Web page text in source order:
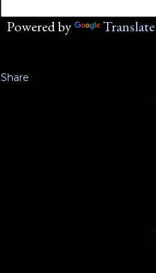
Powered by Translate
Share